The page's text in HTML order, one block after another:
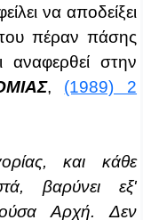
να αποδείξει
πέραν πάσης
αναφερθεί στην
, (1989) 2
και κάθε
βαρύνει εξ'
Αρχή. Δεν